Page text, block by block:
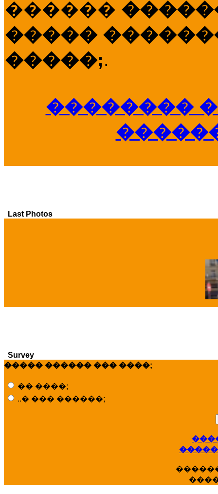
������
�����
�����;.
��������
Last Photos
Survey
����� ������ ��� ����;
�� ����;
..� ��� ������;